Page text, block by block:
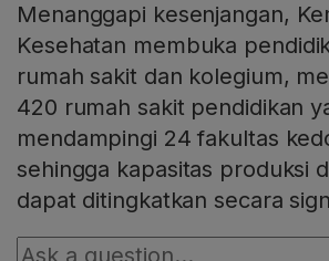
Menanggapi kesenjangan,
Kesehatan membuka
rumah sakit dan kolegium,
420 rumah sakit pendidikan
mendampingi 24 fakultas
sehingga kapasitas produksi
dapat ditingkatkan secara